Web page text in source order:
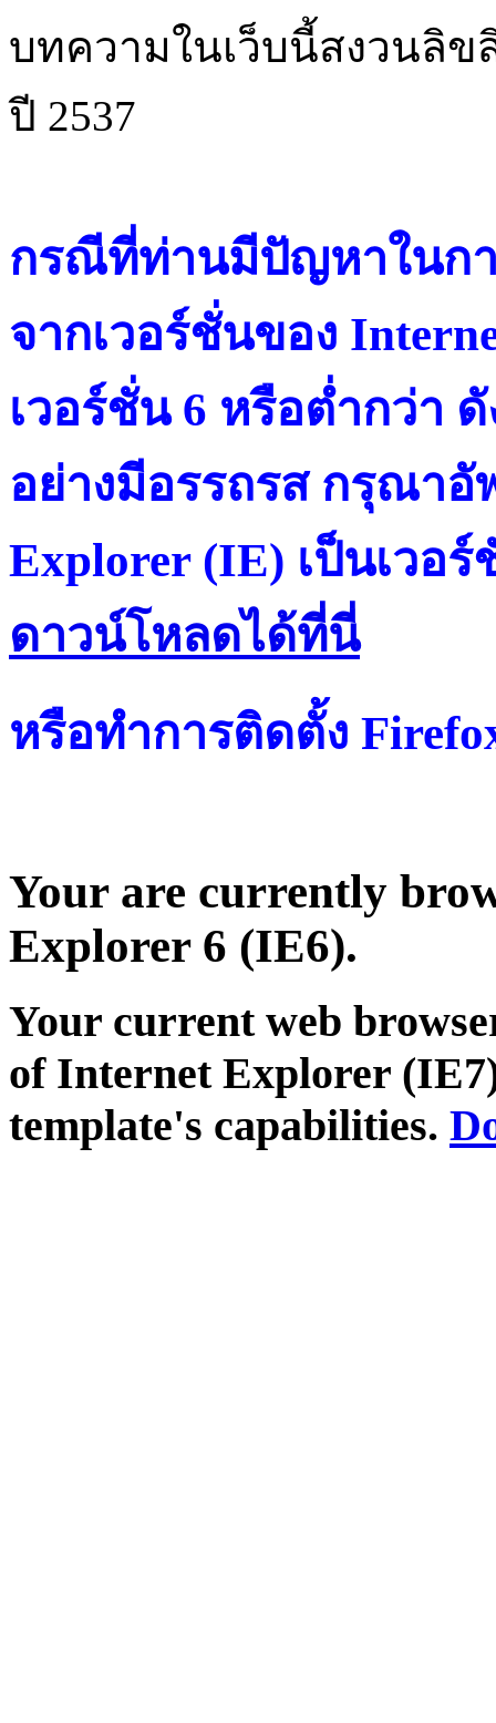
บทความในเว็บนี้สงวนลิ
ปี 2537
กรณีที่ท่านมีปัญหาในกา
จากเวอร์ชั่นของ
เวอร์ชั่น 6 หรือต่ำกว่า
อย่างมีอรรถรส กรุณาอั
Explorer (IE) เป็นเวอ
ดาวน์โหลดได้ที่น
หรือทำการติดตั้ง
Your are currently
Explorer 6 (IE6).
Your current web
of Internet Explorer
template's capabilities.